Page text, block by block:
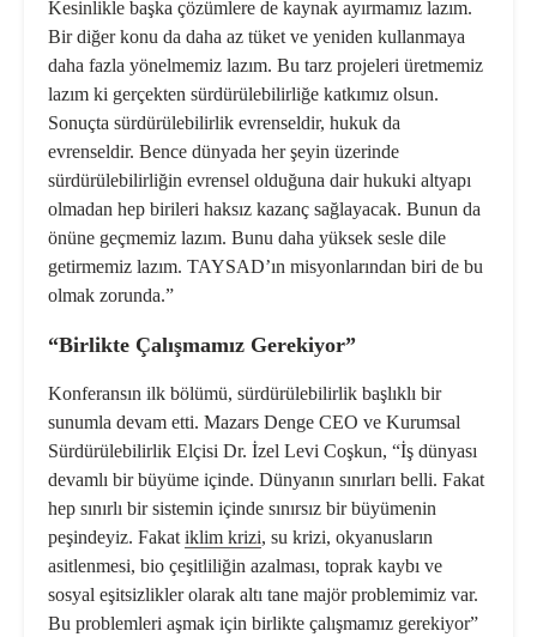
Kesinlikle başka çözümlere de kaynak ayırmamız lazım.
Bir diğer konu da daha az tüket ve yeniden kullanmaya
daha fazla yönelmemiz lazım. Bu tarz projeleri üretmemiz
lazım ki gerçekten sürdürülebilirliğe katkımız olsun.
Sonuçta sürdürülebilirlik evrenseldir, hukuk da
evrenseldir. Bence dünyada her şeyin üzerinde
sürdürülebilirliğin evrensel olduğuna dair hukuki altyapı
olmadan hep birileri haksız kazanç sağlayacak. Bunun da
önüne geçmemiz lazım. Bunu daha yüksek sesle dile
getirmemiz lazım. TAYSAD’ın misyonlarından biri de bu
olmak zorunda.”
“Birlikte Çalışmamız Gerekiyor”
Konferansın ilk bölümü, sürdürülebilirlik başlıklı bir
sunumla devam etti. Mazars Denge CEO ve Kurumsal
Sürdürülebilirlik Elçisi Dr. İzel Levi Coşkun, “İş dünyası
devamlı bir büyüme içinde. Dünyanın sınırları belli. Fakat
hep sınırlı bir sistemin içinde sınırsız bir büyümenin
peşindeyiz. Fakat iklim krizi, su krizi, okyanusların
asitlenmesi, bio çeşitliliğin azalması, toprak kaybı ve
sosyal eşitsizlikler olarak altı tane majör problemimiz var.
Bu problemleri aşmak için birlikte çalışmamız gerekiyor”